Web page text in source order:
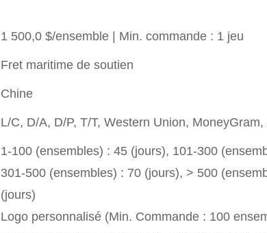
1 500,0 $/ensemble | Min. commande : 1 jeu
Fret maritime de soutien
Chine
L/C, D/A, D/P, T/T, Western Union, MoneyGram,
1-100 (ensembles) : 45 (jours), 101-300
301-500 (ensembles) : 70 (jours), > 500
(jours)
Logo personnalisé (Min. Commande : 100